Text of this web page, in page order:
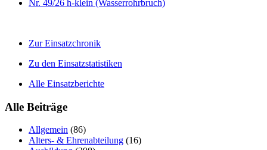
Nr. 49/26 h-klein (Wasserrohrbruch)
Zur Einsatzchronik
Zu den Einsatzstatistiken
Alle Einsatzberichte
Alle Beiträge
Allgemein (86)
Alters- & Ehrenabteilung (16)